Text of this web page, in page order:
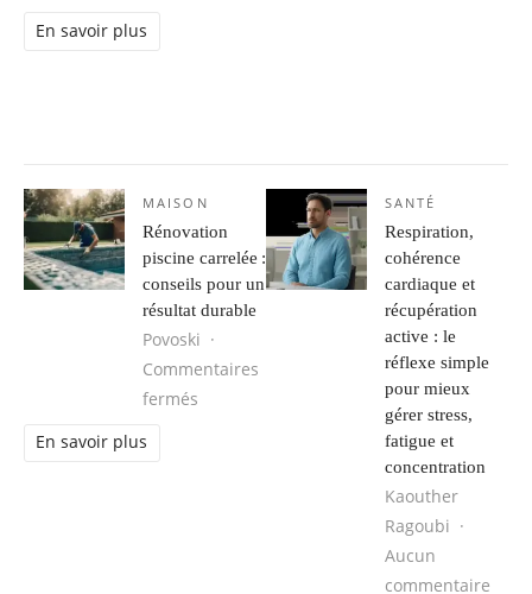
En savoir plus
MAISON
Rénovation
piscine carrelée :
conseils pour un
résultat durable
Povoski
Commentaires
fermés sur Rénovation piscine carrelée :
En savoir plus
SANTÉ
Respiration,
cohérence
cardiaque et
récupération
active : le
réflexe simple
pour mieux
gérer stress,
fatigue et
concentration
Kaouther
Ragoubi
Aucun
commentaire